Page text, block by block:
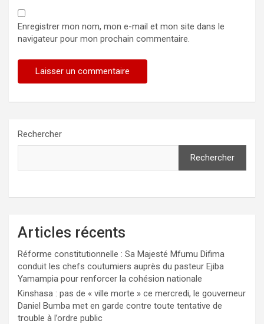
Enregistrer mon nom, mon e-mail et mon site dans le
navigateur pour mon prochain commentaire.
Rechercher
Rechercher
Articles récents
Réforme constitutionnelle : Sa Majesté Mfumu Difima
conduit les chefs coutumiers auprès du pasteur Ejiba
Yamampia pour renforcer la cohésion nationale
Kinshasa : pas de « ville morte » ce mercredi, le gouverneur
Daniel Bumba met en garde contre toute tentative de
trouble à l’ordre public